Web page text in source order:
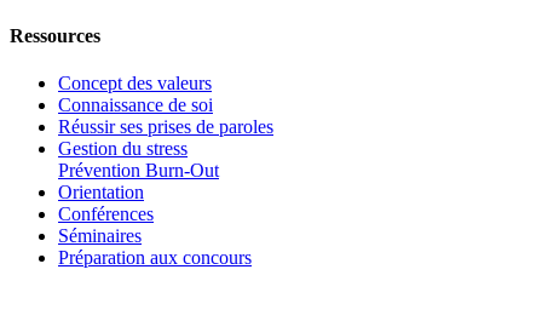
Ressources
Concept des valeurs
Connaissance de soi
Réussir ses prises de paroles
Gestion du stress
Prévention Burn-Out
Orientation
Conférences
Séminaires
Préparation aux concours